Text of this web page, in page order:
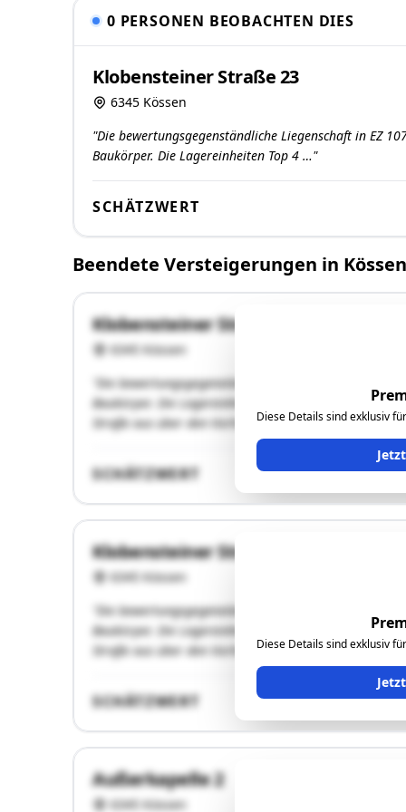
0 PERSONEN BEOBACHTEN DIES
Klobensteiner Straße 23
6345 Kössen
"Die bewertungsgegenständliche Liegenschaft in EZ
Baukörper. Die Lagereinheiten Top 4 …"
SCHÄTZWERT
Beendete Versteigerungen in Kössen
Diese Details sind exklusiv
Klobensteiner Straße 23
6345 Kössen
"Die bewertungsgegenständliche Liegenschaft in EZ
Baukörper. Die Lagereinheiten Top 4 bis Top 8
Straße aus über den Vorhof …"
SCHÄTZWERT
Diese Details sind exklusiv
Klobensteiner Straße 23
6345 Kössen
"Die bewertungsgegenständliche Liegenschaft in EZ
Baukörper. Die Lagereinheiten Top 4 bis Top 8
Straße aus über den Vorhof …"
SCHÄTZWERT
Außerkapelle 2
6345 Kössen